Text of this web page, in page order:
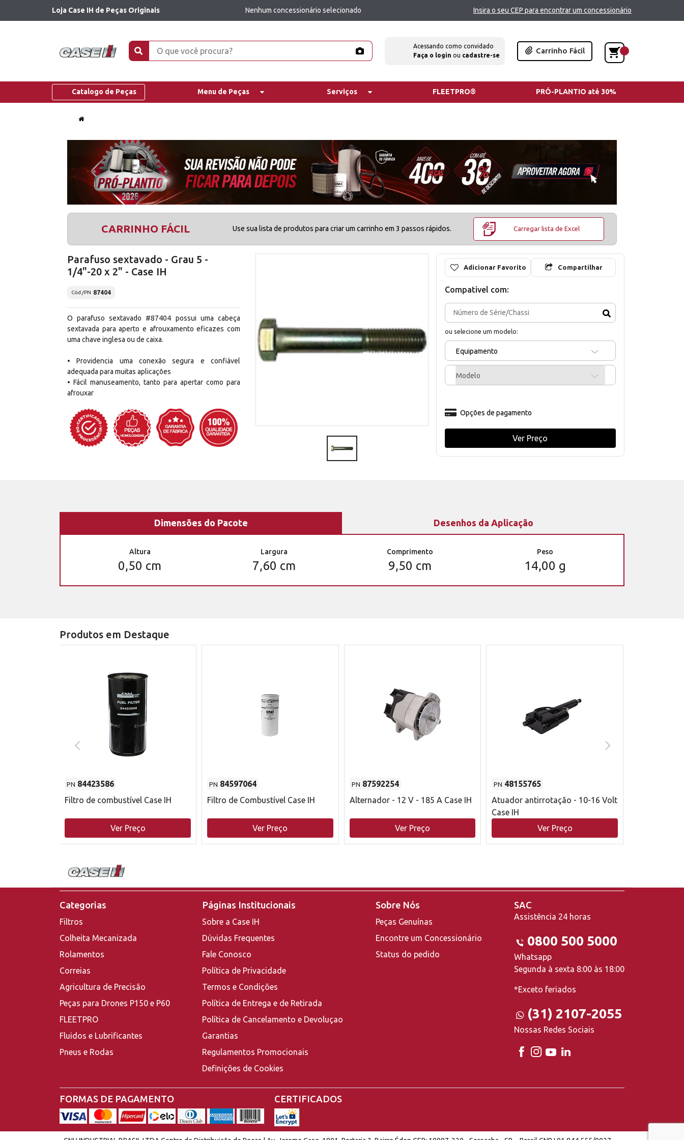
Loja Case IH de Peças Originais Nenhum concessionário selecionado Insira o seu CEP para encontrar um concessionário
Acessando como convidado
Faça o login ou cadastre-se
Carrinho Fácil
Catalogo de Peças Menu de Peças Serviços FLEETPRO® PRÓ-PLANTIO até 30%
CARRINHO FÁCIL Use sua lista de produtos para criar um carrinho em 3 passos rápidos. Carregar lista de Excel
Parafuso sextavado - Grau 5 -
1/4"-20 x 2" - Case IH
Cód./PN 87404
O parafuso sextavado #87404 possui uma cabeça
sextavada para aperto e afrouxamento eficazes com
uma chave inglesa ou de caixa.
• Providencia uma conexão segura e confiável
adequada para muitas aplicações
• Fácil manuseamento, tanto para apertar como para
afrouxar
Adicionar Favorito Compartilhar
Compativel com:
ou selecione um modelo:
Equipamento
Modelo
Opções de pagamento
Ver Preço
Dimensões do Pacote Desenhos da Aplicação
Altura
0,50 cm
Largura
7,60 cm
Comprimento
9,50 cm
Peso
14,00 g
Produtos em Destaque
PN 84423586
Filtro de combustível Case IH
Ver Preço
PN 84597064
Filtro de Combustível Case IH
Ver Preço
PN 87592254
Alternador - 12 V - 185 A Case IH
Ver Preço
PN 48155765
Atuador antirrotação - 10-16 Volt
Case IH
Ver Preço
Categorias
Filtros
Colheita Mecanizada
Rolamentos
Correias
Agricultura de Precisão
Peças para Drones P150 e P60
FLEETPRO
Fluidos e Lubrificantes
Pneus e Rodas
Páginas Institucionais
Sobre a Case IH
Dúvidas Frequentes
Fale Conosco
Política de Privacidade
Termos e Condições
Política de Entrega e de Retirada
Política de Cancelamento e Devoluçao
Garantias
Regulamentos Promocionais
Definições de Cookies
Sobre Nós
Peças Genuínas
Encontre um Concessionário
Status do pedido
SAC
Assistência 24 horas
0800 500 5000
Whatsapp
Segunda à sexta 8:00 às 18:00
*Exceto feriados
(31) 2107-2055
Nossas Redes Sociais
FORMAS DE PAGAMENTO CERTIFICADOS